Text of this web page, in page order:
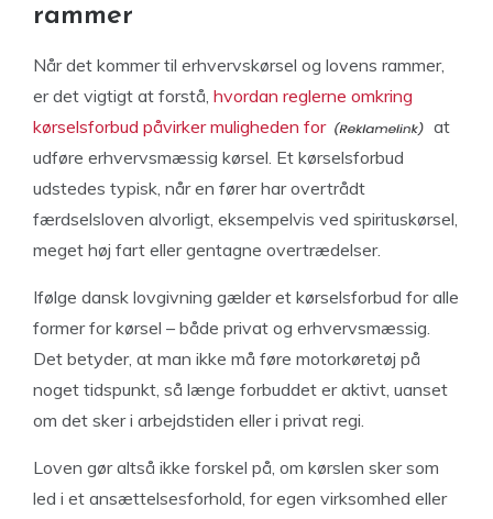
rammer
Når det kommer til erhvervskørsel og lovens rammer,
er det vigtigt at forstå, hvordan reglerne omkring
kørselsforbud påvirker muligheden for
at
udføre erhvervsmæssig kørsel. Et kørselsforbud
udstedes typisk, når en fører har overtrådt
færdselsloven alvorligt, eksempelvis ved spirituskørsel,
meget høj fart eller gentagne overtrædelser.
Ifølge dansk lovgivning gælder et kørselsforbud for alle
former for kørsel – både privat og erhvervsmæssig.
Det betyder, at man ikke må føre motorkøretøj på
noget tidspunkt, så længe forbuddet er aktivt, uanset
om det sker i arbejdstiden eller i privat regi.
Loven gør altså ikke forskel på, om kørslen sker som
led i et ansættelsesforhold, for egen virksomhed eller